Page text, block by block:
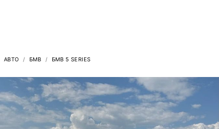
АВТО БМВ БМВ 5 SERIES